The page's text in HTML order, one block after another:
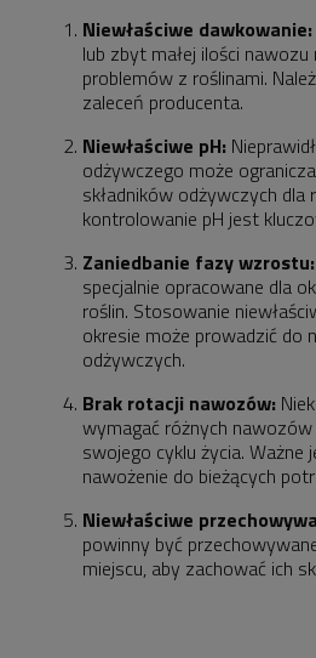
Niewłaściwe dawkowanie:
lub zbyt małej ilości
problemów z roślinami.
zaleceń producenta.
Niewłaściwe pH:
odżywczego może
składników odżywczych dla
kontrolowanie pH jest
Zaniedbanie fazy wzrostu:
specjalnie opracowane dla
roślin. Stosowanie
okresie może prowadzić do
odżywczych.
Brak rotacji nawozów:
wymagać różnych
swojego cyklu życia.
nawożenie do bieżących
Niewłaściwe
powinny być
miejscu, aby zachować ich